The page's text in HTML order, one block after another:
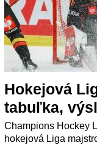
Hokejová
tabuľka,
Champions Hockey
hokejová Liga